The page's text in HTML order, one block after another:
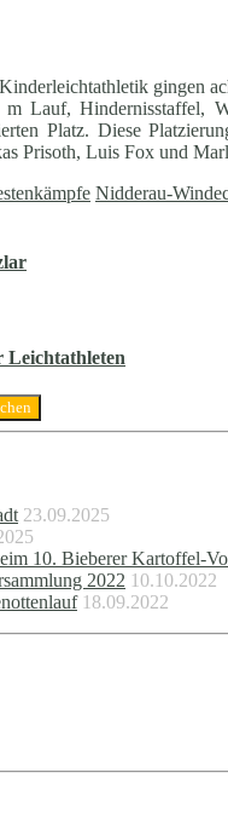
gingen
Lauf, Hindernisstaffel,
Platz. Diese
Prisoth, Luis Fox und
Nidderau-
Leichtathleten
23.09.2025
10. Bieberer Kartoffel-
2022 10.10.2022
18.09.2022